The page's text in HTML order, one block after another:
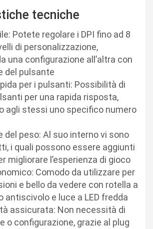
tecniche
Potete regolare i DPI fino ad 8
di personalizzazione,
una configurazione all’altra con
del pulsante
per i pulsanti: Possibilità di
per una rapida risposta,
agli stessi uno specifico numero
del peso: Al suo interno vi sono
i quali possono essere aggiunti
migliorare l’esperienza di gioco
Comodo da utilizzare per
e bello da vedere con rotella a
antiscivolo e luce a LED fredda
assicurata: Non necessità di
o configurazione, grazie al plug